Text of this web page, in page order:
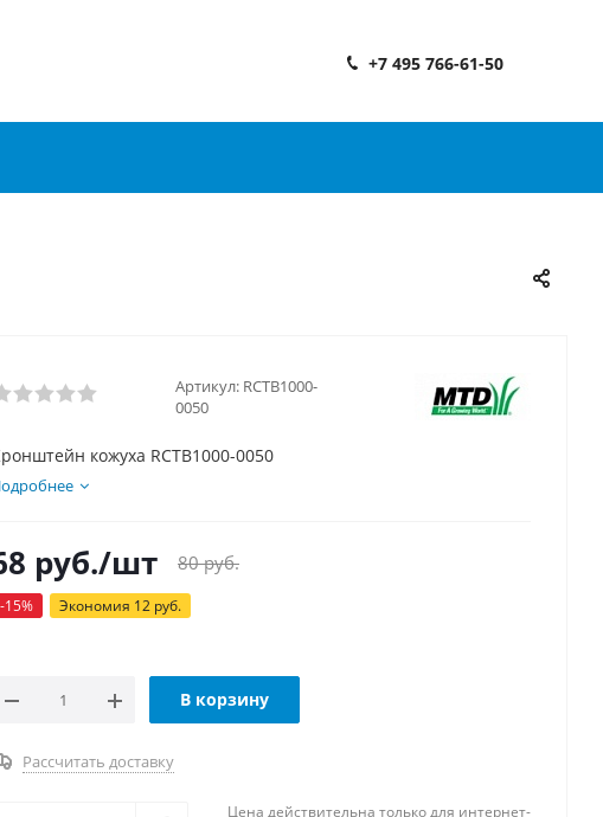
+7 495 766-61-50
Артикул: RCTB1000-
0050
кожуха RCTB1000-0050
руб./шт 80руб.
-15% Экономия 12 руб.
В корзину
Рассчитать доставку
Цена действительна только для интернет-